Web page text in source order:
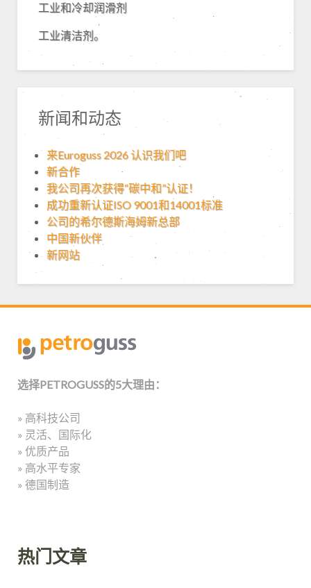
工业和冷却润滑剂
工业清洁剂。
新闻和动态
来Euroguss 2026 认识我们吧
新合作
我公司再次获得“碳中和”认证！
成功重新认证ISO 9001和14001标准
公司的希尔德斯海姆新总部
中国新伙伴
新网站
选择PETROGUSS的5大理由：
» 高科技公司
» 灵活、国际化
» 优质产品
» 高水平专家
» 德国制造
热门文章